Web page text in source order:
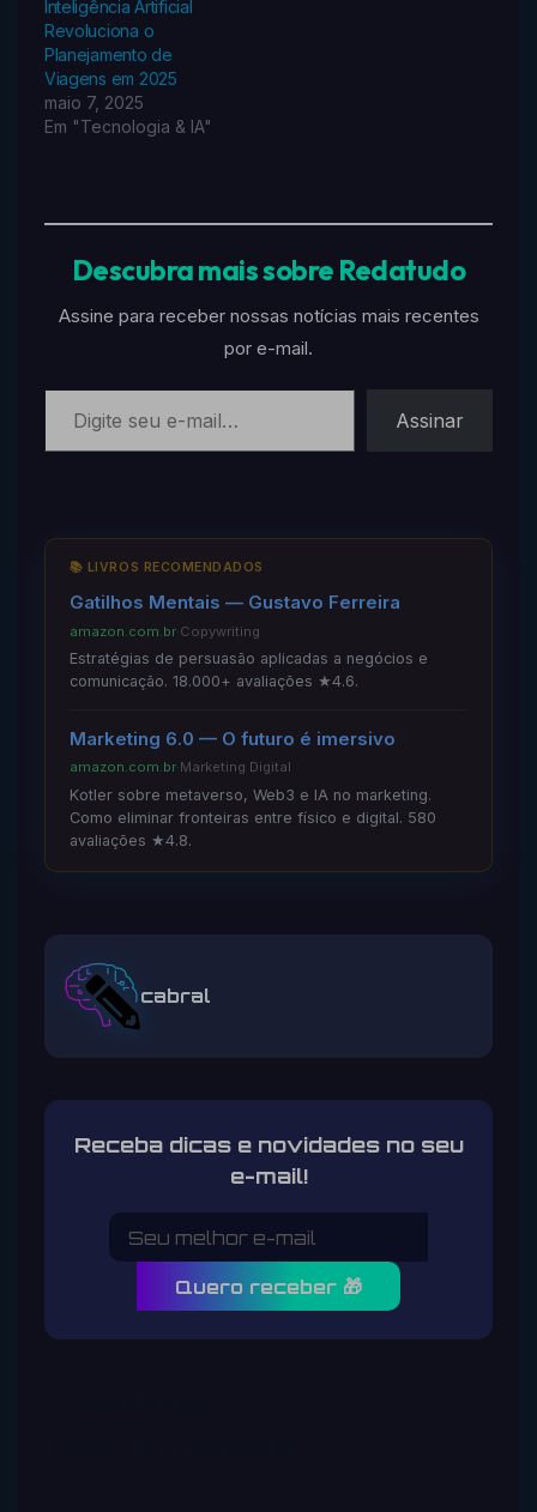
Inteligência Artificial
Revoluciona o
Planejamento de
Viagens em 2025
maio 7, 2025
Em "Tecnologia & IA"
Descubra mais sobre Redatudo
Assine para receber nossas notícias mais recentes
por e-mail.
Digite seu e-mail…
Assinar
📚 LIVROS RECOMENDADOS
Gatilhos Mentais — Gustavo Ferreira
amazon.com.br·Copywriting
Estratégias de persuasão aplicadas a negócios e
comunicação. 18.000+ avaliações ★4.6.
Marketing 6.0 — O futuro é imersivo
amazon.com.br·Marketing Digital
Kotler sobre metaverso, Web3 e IA no marketing.
Como eliminar fronteiras entre físico e digital. 580
avaliações ★4.8.
cabral
Receba dicas e novidades no seu
e-mail!
Quero receber 🎁